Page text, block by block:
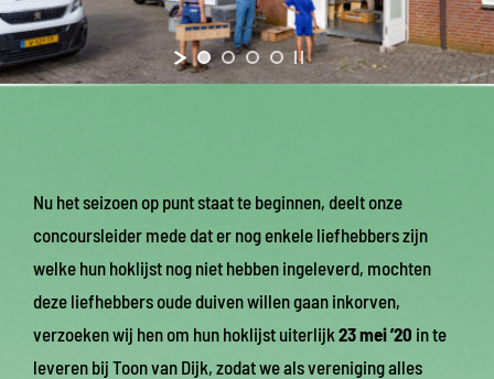
Nu het seizoen op punt staat te beginnen, deelt onze
concoursleider mede dat er nog enkele liefhebbers zijn
welke hun hoklijst nog niet hebben ingeleverd, mochten
deze liefhebbers oude duiven willen gaan inkorven,
verzoeken wij hen om hun hoklijst uiterlijk 23 mei ’20 in te
leveren bij Toon van Dijk, zodat we als vereniging alles